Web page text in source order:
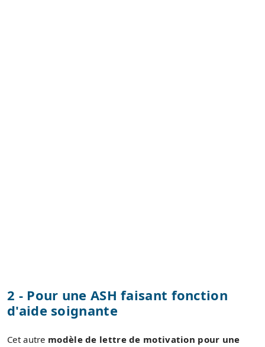
2 - Pour une ASH faisant fonction
d'aide soignante
Cet autre modèle de lettre de motivation pour une